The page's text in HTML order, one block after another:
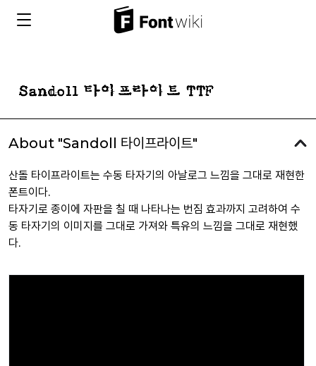
About "Sandoll 타이프라이트"
산돌 타이프라이트는 수동 타자기의 아날로그 느낌을 그대로 재현한
폰트이다.
타자기로 종이에 자판을 칠 때 나타나는 번짐 효과까지 고려하여 수
동 타자기의 이미지를 그대로 가져와 특유의 느낌을 그대로 재현했
다.